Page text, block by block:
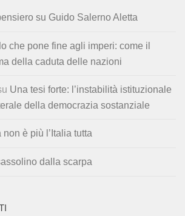
su Guido Salerno Aletta
che pone fine agli imperi: come il
della caduta delle nazioni
Una tesi forte: l’instabilità istituzionale
della democrazia sostanziale
non è più l’Italia tutta
dalla scarpa